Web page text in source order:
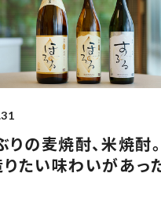
の麦焼酎、米焼酎
たい味わいがあった